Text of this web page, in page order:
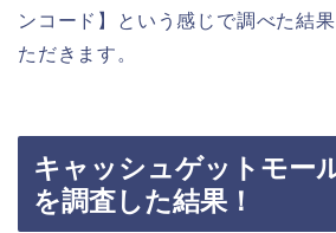
ンコード】という感じで調べた結
ただきます。
キャッシュゲットモー
を調査した結果！